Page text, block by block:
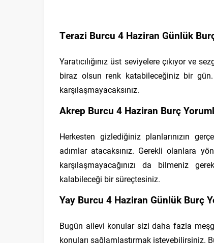
Terazi Burcu 4 Haziran Günlük
Yaratıcılığınız üst seviyelere çıkıyor ve
biraz olsun renk katabileceğiniz bir
karşılaşmayacaksınız.
Akrep Burcu 4 Haziran Burç
Herkesten gizlediğiniz planlarınızın
adımlar atacaksınız. Gerekli olanlara
karşılaşmayacağınızı da bilmeniz
kalabileceği bir süreçtesiniz.
Yay Burcu 4 Haziran Günlük Burç
Bugün ailevi konular sizi daha fazla
konuları sağlamlaştırmak isteyebilirsiniz.